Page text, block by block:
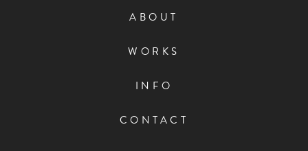
ABOUT
WORKS
INFO
CONTACT